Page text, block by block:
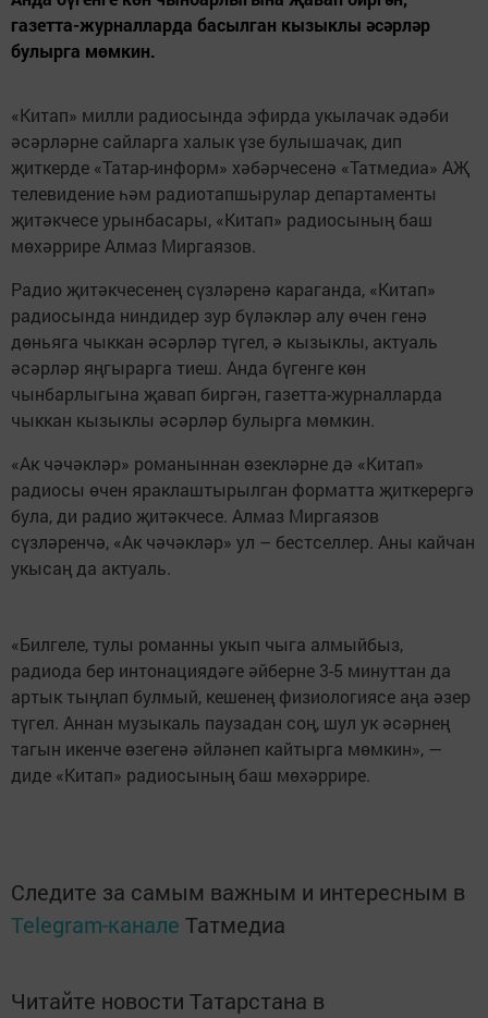
газетта-журналларда басылган кызыклы әсәрләр
булырга мөмкин.
«Китап» милли радиосында эфирда укылачак әдәби
әсәрләрне сайларга халык үзе булышачак, дип
җиткерде «Татар-информ» хәбәрчесенә «Татмедиа» АҖ
телевидение һәм радиотапшырулар департаменты
җитәкчесе урынбасары, «Китап» радиосының баш
мөхәррире Алмаз Миргаязов.
Радио җитәкчесенең сүзләренә караганда, «Китап»
радиосында ниндидер зур бүләкләр алу өчен генә
дөньяга чыккан әсәрләр түгел, ә кызыклы, актуаль
әсәрләр яңгырарга тиеш. Анда бүгенге көн
чынбарлыгына җавап биргән, газетта-журналларда
чыккан кызыклы әсәрләр булырга мөмкин.
«Ак чәчәкләр» романыннан өзекләрне дә «Китап»
радиосы өчен яраклаштырылган форматта җиткерергә
була, ди радио җитәкчесе. Алмаз Миргаязов
сүзләренчә, «Ак чәчәкләр» ул – бестселлер. Аны кайчан
укысаң да актуаль.
«Билгеле, тулы романны укып чыга алмыйбыз,
радиода бер интонациядәге әйберне 3-5 минуттан да
артык тыңлап булмый, кешенең физиологиясе аңа әзер
түгел. Аннан музыкаль паузадан соң, шул ук әсәрнең
тагын икенче өзегенә әйләнеп кайтырга мөмкин», —
диде «Китап» радиосының баш мөхәррире.
Следите за самым важным и интересным в
Telegram-канале Татмедиа
Читайте новости Татарстана в